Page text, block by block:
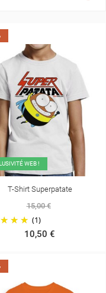
WEB !
T-Shirt Superpatate
15,00 €
(1)
10,50 €